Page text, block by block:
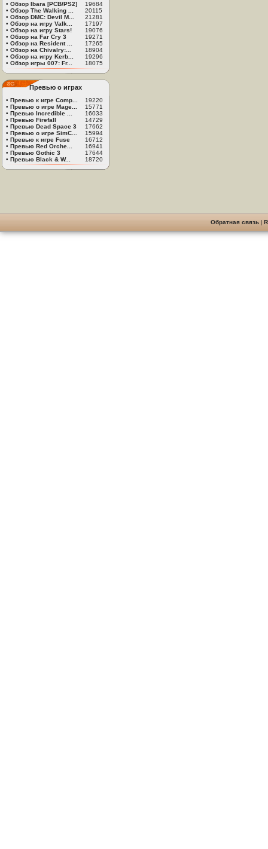
• Обзор Ibara [PCB/PS2]
19684
• Обзор The Walking ...
20115
• Обзор DMC: Devil M...
21281
• Обзор на игру Valk...
17197
• Обзор на игру Stars!
19076
• Обзор на Far Cry 3
19271
• Обзор на Resident ...
17265
• Обзор на Chivalry:...
18904
• Обзор на игру Kerb...
19296
• Обзор игры 007: Fr... 18075
Превью о играх
• Превью к игре Comp...
19220
• Превью о игре Mage...
15771
• Превью Incredible ...
16033
• Превью Firefall
14729
• Превью Dead Space 3
17662
• Превью о игре SimC...
15994
• Превью к игре Fuse
16712
• Превью Red Orche...
16941
• Превью Gothic 3
17644
• Превью Black & W... 18720
Обратная связь